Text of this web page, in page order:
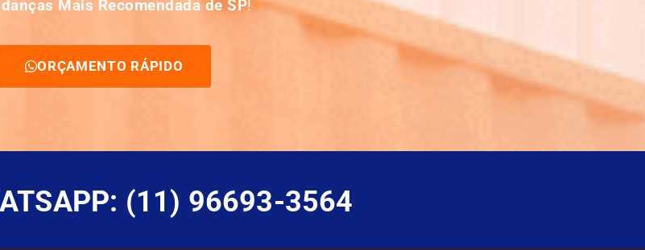
Mais Recomendada de SP!
ORÇAMENTO RÁPIDO
(11) 96693-3564